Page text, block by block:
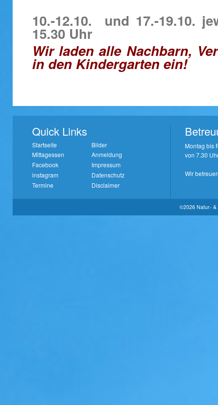
10.-12.10. und 17.-19.10.
15.30 Uhr
Wir laden alle Nachbarn,
in den Kindergarten ein!
Quick Links
Startseite
Bilder
Mittagessen
Anmeldung
Facebook
Impressum
instagram
Datenschutz
Termine
Disclaimer
Montag bis
von 7.30
Wir
©2026 Natur- &